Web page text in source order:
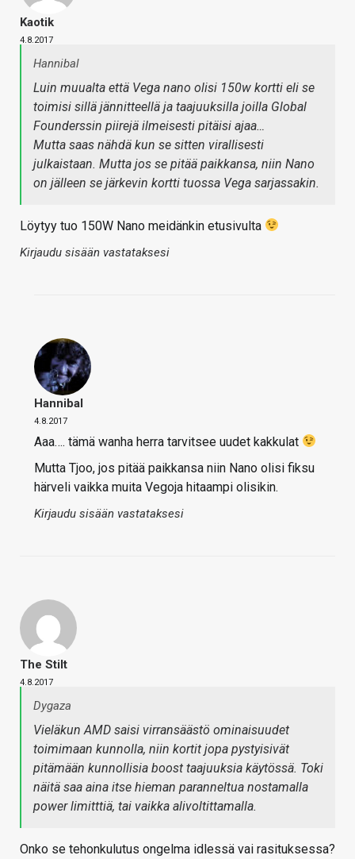
Kaotik
4.8.2017
Hannibal
Luin muualta että Vega nano olisi 150w kortti eli se
toimisi sillä jännitteellä ja taajuuksilla joilla Global
Founderssin piirejä ilmeisesti pitäisi ajaa…
Mutta saas nähdä kun se sitten virallisesti
julkaistaan. Mutta jos se pitää paikkansa, niin Nano
on jälleen se järkevin kortti tuossa Vega sarjassakin.
Löytyy tuo 150W Nano meidänkin etusivulta
Kirjaudu sisään vastataksesi
Hannibal
4.8.2017
Aaa…. tämä wanha herra tarvitsee uudet kakkulat
Mutta Tjoo, jos pitää paikkansa niin Nano olisi fiksu
härveli vaikka muita Vegoja hitaampi olisikin.
Kirjaudu sisään vastataksesi
The Stilt
4.8.2017
Dygaza
Vieläkun AMD saisi virransäästö ominaisuudet
toimimaan kunnolla, niin kortit jopa pystyisivät
pitämään kunnollisia boost taajuuksia käytössä. Toki
näitä saa aina itse hieman paranneltua nostamalla
power limitttiä, tai vaikka alivoltittamalla.
Onko se tehonkulutus ongelma idlessä vai rasituksessa?